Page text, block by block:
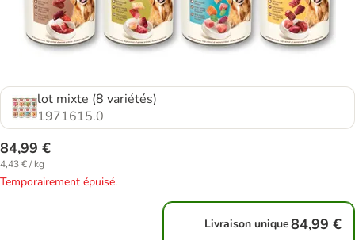
lot mixte (8 variétés)
1971615.0
84,99 €
4,43 € / kg
Temporairement épuisé.
Livraison unique84,99 €